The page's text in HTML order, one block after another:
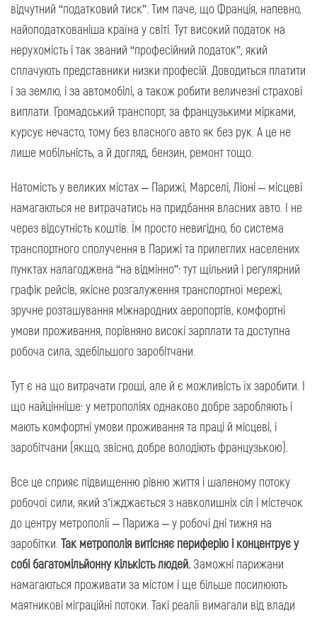
відчутний “податковий тиск”. Тим паче, що Франція, напевно,
найоподаткованіша країна у світі. Тут високий податок на
нерухомість і так званий “професійний податок”, який
сплачують представники низки професій. Доводиться платити
і за землю, і за автомобілі, а також робити величезні страхові
виплати. Громадський транспорт, за французькими мірками,
курсує нечасто, тому без власного авто як без рук. А це не
лише мобільність, а й догляд, бензин, ремонт тощо.
Натомість у великих містах – Парижі, Марселі, Ліоні – місцеві
намагаються не витрачатись на придбання власних авто. І не
через відсутність коштів. Їм просто невигідно, бо система
транспортного сполучення в Парижі та прилеглих населених
пунктах налагоджена “на відмінно”: тут щільний і регулярний
графік рейсів, якісне розгалуження транспортної мережі,
зручне розташування міжнародних аеропортів, комфортні
умови проживання, порівняно високі зарплати та доступна
робоча сила, здебільшого заробітчани.
Тут є на що витрачати гроші, але й є можливість їх заробити. І
що найцінніше: у метрополіях однаково добре заробляють і
мають комфортні умови проживання та праці й місцеві, і
заробітчани (якщо, звісно, добре володіють французькою).
Все це сприяє підвищенню рівню життя і шаленому потоку
робочої сили, який з’їжджається з навколишніх сіл і містечок
до центру метрополії – Парижа – у робочі дні тижня на
заробітки.Так метрополія витісняє периферію і концентрує у
собі багатомільйонну кількість людей.Заможні парижани
намагаються проживати за містом і ще більше посилюють
маятникові міграційні потоки. Такі реалії вимагали від влади